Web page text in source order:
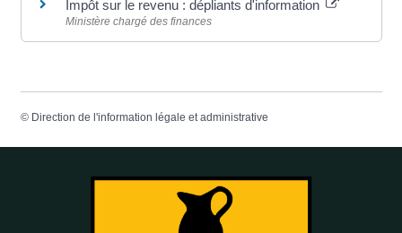
Impôt sur le revenu : dépliants d'information
Ministère chargé des finances
© Direction de l'information légale et administrative